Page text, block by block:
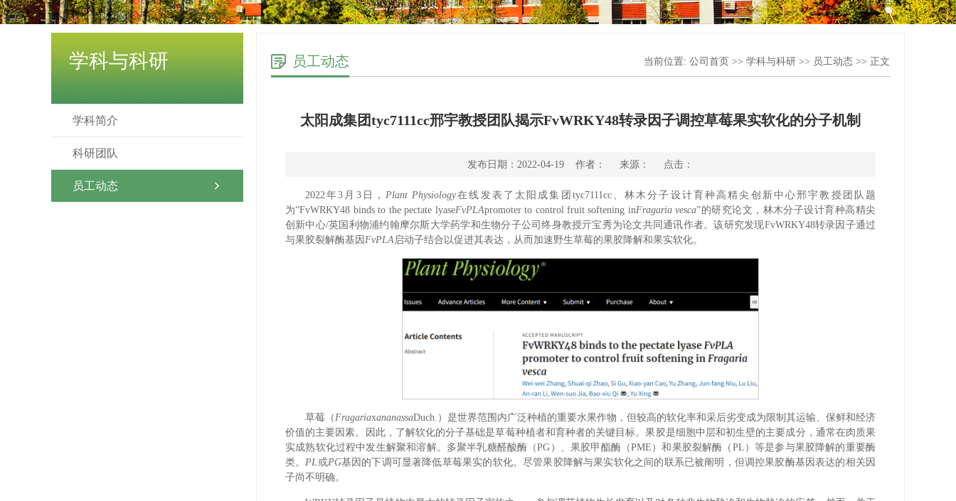
学科与科研
学科简介
科研团队
员工动态
员工动态 当前位置: 公司首页 >> 学科与科研 >> 员工动态 >> 正文
​太阳成集团tyc7111cc邢宇教授团队揭示FvWRKY48转录因子调控草莓果实软化的分子机制
发布日期：2022-04-19 作者： 来源： 点击：
2022年3月3日， Plant Physiology在线发表了太阳成集团tyc7111cc、林木分子设计育种高精尖创新中心邢宇教授团队题
为“FvWRKY48 binds to the pectate lyaseFvPLApromoter to control fruit softening inFragaria vesca”的研究论文，林木分子设计育种高精尖
创新中心/英国利物浦约翰摩尔斯大学药学和生物分子公司终身教授亓宝秀为论文共同通讯作者。该研究发现FvWRKY48转录因子通过
与果胶裂解酶基因FvPLA启动子结合以促进其表达，从而加速野生草莓的果胶降解和果实软化。
草莓（FragariaxananassaDuch.）是世界范围内广泛种植的重要水果作物，但较高的软化率和采后劣变成为限制其运输、保鲜和经济
价值的主要因素。因此，了解软化的分子基础是草莓种植者和育种者的关键目标。果胶是细胞中层和初生壁的主要成分，通常在肉质果
实成熟软化过程中发生解聚和溶解。多聚半乳糖醛酸酶（PG）、果胶甲酯酶（PME）和果胶裂解酶（PL）等是参与果胶降解的重要酶
类。PL或PG基因的下调可显著降低草莓果实的软化。尽管果胶降解与果实软化之间的联系已被阐明，但调控果胶酶基因表达的相关因
子尚不明确。